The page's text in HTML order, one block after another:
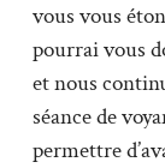
vous vous
pourrai vous
et nous
séance de
permettre